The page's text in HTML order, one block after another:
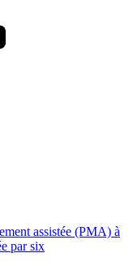
assistée (PMA) à
par six